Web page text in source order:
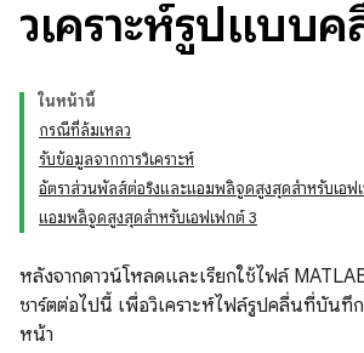
วิเคราะห์รูปแบบ
ในหน้านี้
กรณีที่ล้มเหลว
รับข้อมูลจากการวิเคราะห์
อัตราส่วนพัลส์ต่อริงและแอมพลิจูดสูงสุดสำหรับเอฟ
แอมพลิจูดสูงสุดสำหรับเอฟเฟกต์ 3
หลังจากดาวน์โหลดและเรียกใช้ไฟล์
ชาร์ตต่อไปนี้ เพื่อวิเคราะห์ไฟล์รูปคลื่นที่บันทึ
หน้า